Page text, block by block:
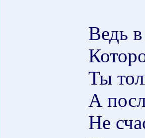
Ведь
Ты
А
Не